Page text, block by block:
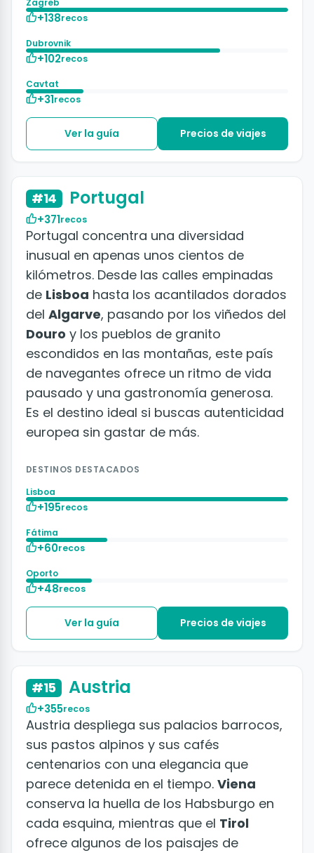
+138recos
Dubrovnik
+102recos
Cavtat
+31recos
Ver la guía Precios de viajes
#14 Portugal
+371recos
Portugal concentra una diversidad
inusual en apenas unos cientos de
kilómetros. Desde las calles empinadas
de Lisboa hasta los acantilados dorados
del Algarve, pasando por los viñedos del
Douro y los pueblos de granito
escondidos en las montañas, este país
de navegantes ofrece un ritmo de vida
pausado y una gastronomía generosa.
Es el destino ideal si buscas autenticidad
europea sin gastar de más.
DESTINOS DESTACADOS
Lisboa
+195recos
Fátima
+60recos
Oporto
+48recos
Ver la guía Precios de viajes
#15 Austria
+355recos
Austria despliega sus palacios barrocos,
sus pastos alpinos y sus cafés
centenarios con una elegancia que
parece detenida en el tiempo. Viena
conserva la huella de los Habsburgo en
cada esquina, mientras que el Tirol
ofrece algunos de los paisajes de